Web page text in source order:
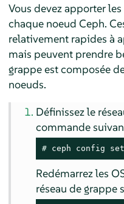
Vous devez apporter
chaque noeud Ceph.
relativement rapides à
mais peuvent prendre
grappe est composée
noeuds.
Définissez le
commande
# ceph config
Redémarrez les
réseau de grappe